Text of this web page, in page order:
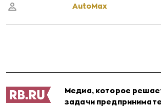
AutoMax
Медиа, которое
задачи